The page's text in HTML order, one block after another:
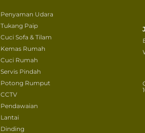
Penyaman Udara
Tukang Paip
Cuci Sofa & Tilam
Kemas Rumah
Cuci Rumah
Servis Pindah
Potong Rumput
CCTV
Pendawaian
Lantai
Dinding